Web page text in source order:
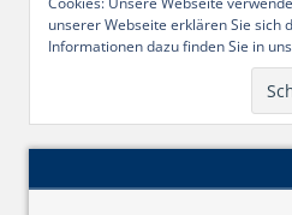
unserer Webseite erklären Sie sich
Informationen dazu finden Sie in